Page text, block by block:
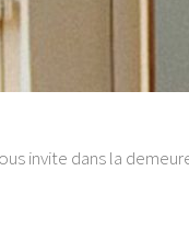
invite dans la